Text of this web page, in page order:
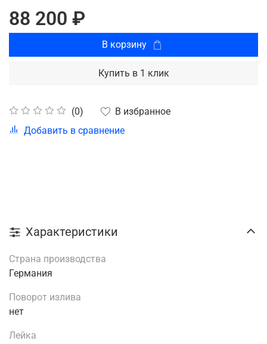
(0)
В избранное
Добавить в сравнение
88 200 ₽
В корзину
Купить в 1 клик
Характеристики
Страна производства
Германия
Поворот излива
нет
Лейка